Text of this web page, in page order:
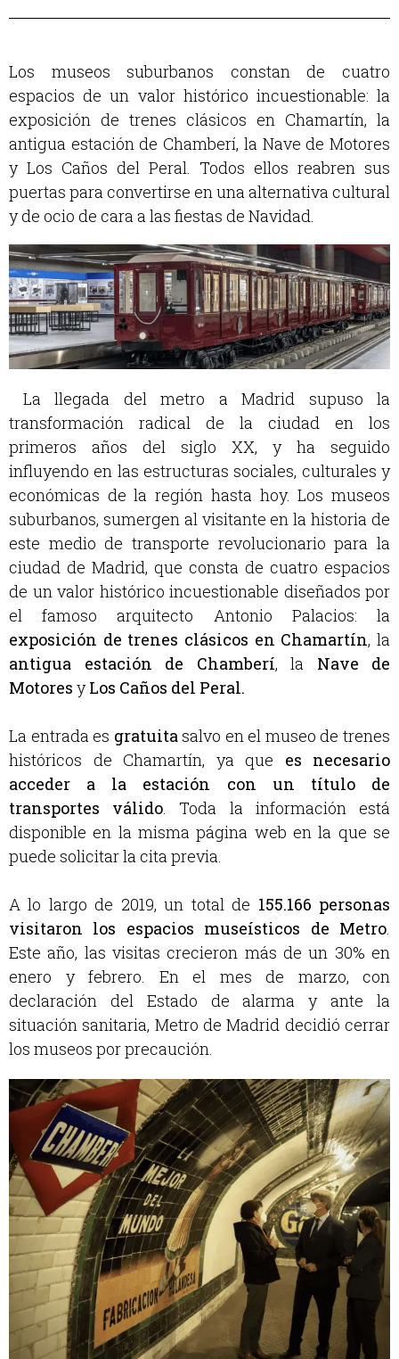
Los museos suburbanos constan de cuatro
espacios de un valor histórico incuestionable: la
exposición de trenes clásicos en Chamartín, la
antigua estación de Chamberí, la Nave de Motores
y Los Caños del Peral. Todos ellos reabren sus
puertas para convertirse en una alternativa cultural
y de ocio de cara a las fiestas de Navidad.
La llegada del metro a Madrid supuso la
transformación radical de la ciudad en los
primeros años del siglo XX, y ha seguido
influyendo en las estructuras sociales, culturales y
económicas de la región hasta hoy. Los museos
suburbanos, sumergen al visitante en la historia de
este medio de transporte revolucionario para la
ciudad de Madrid, que consta de cuatro espacios
de un valor histórico incuestionable diseñados por
el famoso arquitecto Antonio Palacios: la
exposición de trenes clásicos en Chamartín, la
antigua estación de Chamberí, la Nave de
Motores yLos Caños del Peral.
La entrada es gratuitasalvo en el museo de trenes
históricos de Chamartín, ya que es necesario
acceder a la estación con un título de
transportes válido. Toda la información está
disponible en la misma página web en la que se
puede solicitar la cita previa.
A lo largo de 2019, un total de 155.166 personas
visitaron los espacios museísticos de Metro.
Este año, las visitas crecieron más de un 30% en
enero y febrero. En el mes de marzo, con
declaración del Estado de alarma y ante la
situación sanitaria, Metro de Madrid decidió cerrar
los museos por precaución.